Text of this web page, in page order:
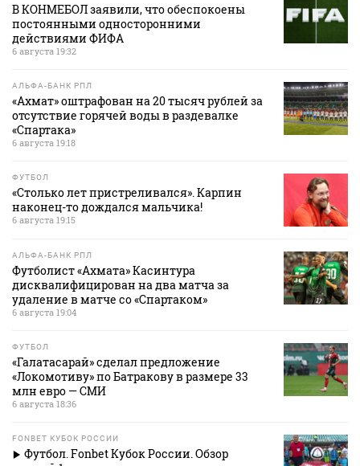
В КОНМЕБОЛ заявили, что обеспокоены
постоянными односторонними
действиями ФИФА
6 августа 19:32
АЛЬФА-БАНК РПЛ
«Ахмат» оштрафован на 20 тысяч рублей за
отсутствие горячей воды в раздевалке
«Спартака»
6 августа 19:18
ФУТБОЛ
«Столько лет пристреливался». Карпин
наконец-то дождался мальчика!
6 августа 19:15
АЛЬФА-БАНК РПЛ
Футболист «Ахмата» Касинтура
дисквалифицирован на два матча за
удаление в матче со «Спартаком»
6 августа 19:04
ФУТБОЛ
«Галатасарай» сделал предложение
«Локомотиву» по Батракову в размере 33
млн евро — СМИ
6 августа 18:36
FONBET КУБОК РОССИИ
Футбол. Fonbet Кубок России. Обзор